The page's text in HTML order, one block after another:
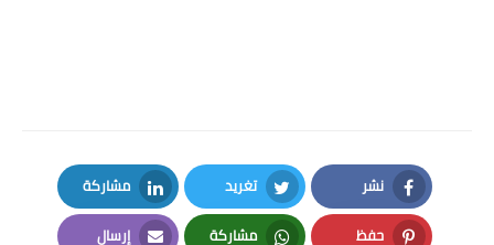
نشر
Facebook
تغريد
Twitter
مشاركة
LinkedIn
حفظ مشاركة إرسال